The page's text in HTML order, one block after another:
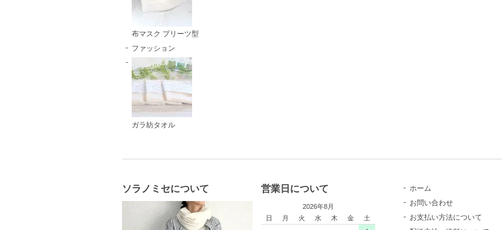
布マスク プリーツ型
ファッション
ガラ紡タオル
ソラノミセについて 営業日について
2026年8月
日
月 火 水 木 金
土
ホーム
お問い合わせ
お支払い方法について